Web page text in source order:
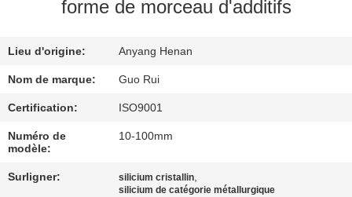
DE
QUALITÉ
CONTACTEZ-
NOUS
forme de morceau d'additifs
Lieu d'origine: Anyang Henan
Nom de marque: Guo Rui
Certification: ISO9001
Numéro de
modèle:
10-100mm
Surligner: silicium cristallin,
silicium de catégorie métallurgique